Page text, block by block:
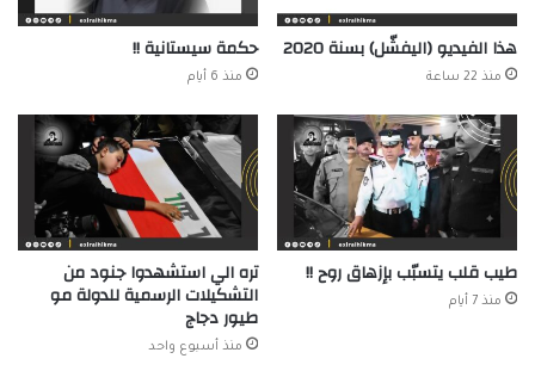
هذا الفيديو (اليفشّل) بسنة 2020
منذ 22 ساعة
حكمة سيستانية !!
منذ 6 أيام
طيب قلب يتسبّب بإزهاق روح !!
منذ 7 أيام
تره الي استشهدوا جنود من
التشكيلات الرسمية للدولة مو
طيور دجاج
منذ أسبوع واحد